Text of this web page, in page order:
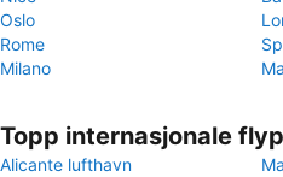
Oslo
Rome
Milano
Topp internasjonale
Alicante lufthavn